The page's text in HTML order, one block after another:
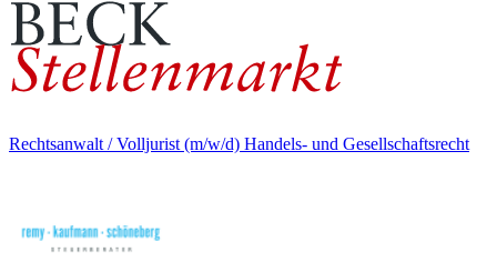
Rechtsanwalt / Volljurist (m/w/d) Handels- und Gesellschaftsrecht